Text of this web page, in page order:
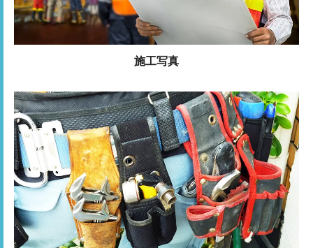
施工写真